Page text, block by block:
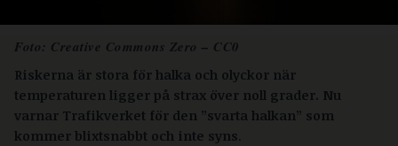
Foto: Creative Commons Zero – CC0
Riskerna är stora för halka och olyckor när
temperaturen ligger på strax över noll grader. Nu
varnar Trafikverket för den ”svarta halkan” som
kommer blixtsnabbt och inte syns